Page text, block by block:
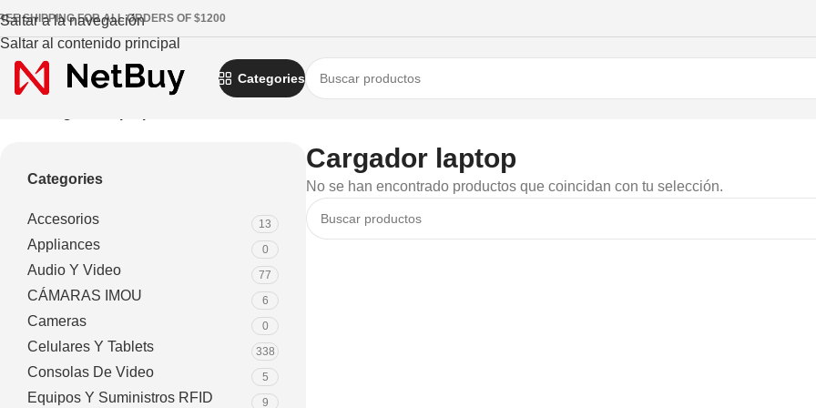
Saltar a la navegación
Saltar al contenido principal
SHIPPING FOR ALL ORDERS OF $1200
Categories
Categories
Accesorios 13
Appliances 0
Audio Y Video 77
CÁMARAS IMOU 6
Cameras 0
Celulares Y Tablets 338
Consolas De Video 5
Equipos Y Suministros RFID 9
Cargador laptop
No se han encontrado productos que coincidan con tu selección.